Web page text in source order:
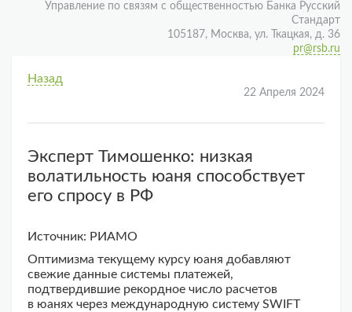
Управление по связям с общественностью Банка Русский
Стандарт
105187, Москва, ул. Ткацкая, д. 36
pr@rsb.ru
Назад
22 Апреля 2024
Эксперт Тимошенко: низкая
волатильность юаня способствует
его спросу в РФ
Источник: РИАМО
Оптимизма текущему курсу юаня добавляют
свежие данные системы платежей,
подтвердившие рекордное число расчетов
в юанях через международную систему SWIFT